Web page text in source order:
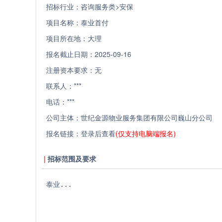
招标行业： 咨询服务类>安保
项目名称： 泰业首付
项目所在地： 大理
报名截止日期： 2025-09-16
注册资本要求： 无
联系人： ***
电话： ***
公司主体： 世纪金源物业服务集团有限公司巍山分公司
报名链接： 登录后查看(仅支持电脑端报名)
招标范围及要求
泰业...